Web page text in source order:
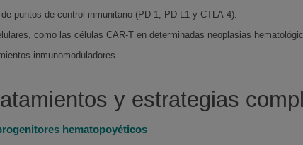
puntos de control inmunitario (PD-1, PD-L1 y CTLA-4).
como las células CAR-T en determinadas neoplasias
inmunomoduladores.
y estrategias
hematopoyéticos